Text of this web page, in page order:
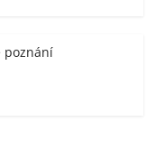
poznání